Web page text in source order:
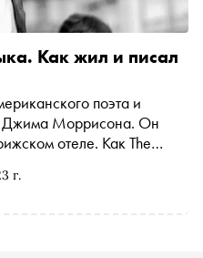
г.
Как жил и писал
поэта и
Джима Моррисона. Он
отеле. Как The